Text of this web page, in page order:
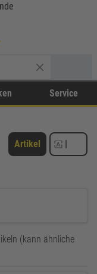
Service
Artikel |
(kann ähnliche